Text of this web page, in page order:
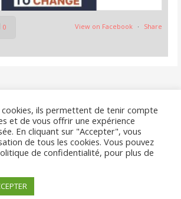
View on Facebook · Share
0
2026
Bretagne - EPCC ODIA Normandie
Nouvelle-Aquitaine
Nous contacter
— Primer, un thème WordPress par
cookies, ils permettent de tenir compte
et de vous offrir une expérience
En cliquant sur "Accepter", vous
de tous les cookies. Vous pouvez
de confidentialité, pour plus de